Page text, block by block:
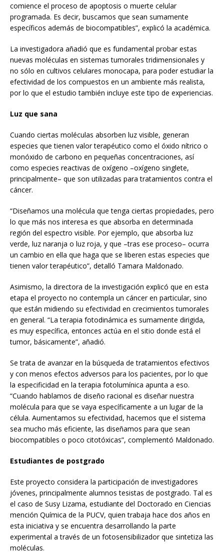
comience el proceso de apoptosis o muerte celular
programada. Es decir, buscamos que sean sumamente
específicos además de biocompatibles”, explicó la académica.
La investigadora añadió que es fundamental probar estas
nuevas moléculas en sistemas tumorales tridimensionales y
no sólo en cultivos celulares monocapa, para poder estudiar la
efectividad de los compuestos en un ambiente más realista,
por lo que el estudio también incluye este tipo de experiencias.
Luz que sana
Cuando ciertas moléculas absorben luz visible, generan
especies que tienen valor terapéutico como el óxido nítrico o
monóxido de carbono en pequeñas concentraciones, así
como especies reactivas de oxígeno –oxígeno singlete,
principalmente– que son utilizadas para tratamientos contra el
cáncer.
“Diseñamos una molécula que tenga ciertas propiedades, pero
lo que más nos interesa es que absorba en determinada
región del espectro visible. Por ejemplo, que absorba luz
verde, luz naranja o luz roja, y que –tras ese proceso– ocurra
un cambio en ella que haga que se liberen estas especies que
tienen valor terapéutico”, detalló Tamara Maldonado.
Asimismo, la directora de la investigación explicó que en esta
etapa el proyecto no contempla un cáncer en particular, sino
que están midiendo su efectividad en crecimientos tumorales
en general. “La terapia fotodinámica es sumamente dirigida,
es muy específica, entonces actúa en el sitio donde está el
tumor, básicamente”, añadió.
Se trata de avanzar en la búsqueda de tratamientos efectivos
y con menos efectos adversos para los pacientes, por lo que
la especificidad en la terapia fotolumínica apunta a eso.
“Cuando hablamos de diseño racional es diseñar nuestra
molécula para que se vaya específicamente a un lugar de la
célula. Aumentamos su efectividad, hacemos que el sistema
sea mucho más eficiente, las diseñamos para que sean
biocompatibles o poco citotóxicas”, complementó Maldonado.
Estudiantes de postgrado
Este proyecto considera la participación de investigadores
jóvenes, principalmente alumnos tesistas de postgrado. Tal es
el caso de Susy Lizama, estudiante del Doctorado en Ciencias
mención Química de la PUCV, quien trabaja hace dos años en
esta iniciativa y se encuentra desarrollando la parte
experimental a través de un fotosensibilizador que sintetiza las
moléculas.